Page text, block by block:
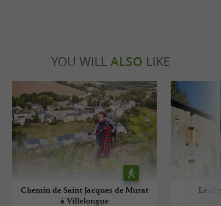
YOU WILL ALSO LIKE
Chemin de Saint Jacques de Murat
à Villelongue
Le